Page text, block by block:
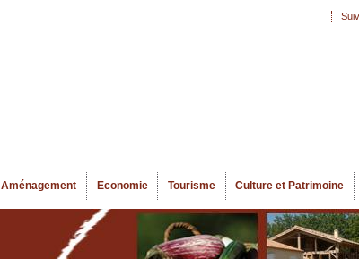
Aménagement Economie Tourisme Culture et Patrimoine